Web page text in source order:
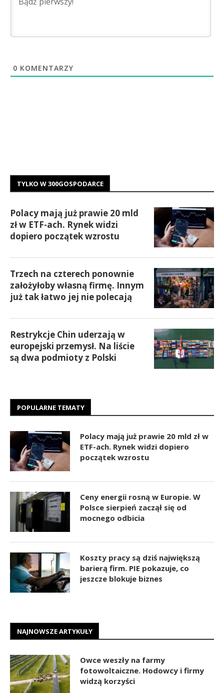
0 KOMENTARZY
TYLKO W 300GOSPODARCE
Polacy mają już prawie 20 mld
zł w ETF-ach. Rynek widzi
dopiero początek wzrostu
Trzech na czterech ponownie
założyłoby własną firmę. Innym
już tak łatwo jej nie polecają
Restrykcje Chin uderzają w
europejski przemysł. Na liście
są dwa podmioty z Polski
POPULARNE TEMATY
Polacy mają już prawie 20 mld zł w
ETF-ach. Rynek widzi dopiero
początek wzrostu
Ceny energii rosną w Europie. W
Polsce sierpień zaczął się od
mocnego odbicia
Koszty pracy są dziś największą
barierą firm. PIE pokazuje, co
jeszcze blokuje biznes
NAJNOWSZE ARTYKUŁY
Owce weszły na farmy
fotowoltaiczne. Hodowcy i firmy
widzą korzyści